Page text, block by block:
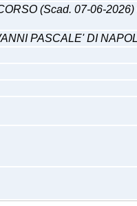
(Scad. 07-06-
PASCALE' DI